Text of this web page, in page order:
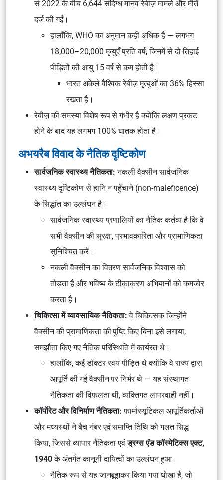
से 2022 के बीच 6,644 संदिग्ध मानव रेबीज़ मामले और मौतें
दर्ज की गईं।
हालाँकि, WHO का अनुमान कहीं अधिक है — लगभग
18,000–20,000 मृत्युएँ प्रति वर्ष, जिनमें से दो-तिहाई
पीड़ितों की आयु 15 वर्ष से कम होती है।
भारत अकेले वैश्विक रेबीज़ मृत्युओं का 36% हिस्सा
रखता है।
रेबीज़ की समस्या विशेष रूप से गंभीर है क्योंकि लक्षण प्रकट
होने के बाद यह लगभग 100% घातक होता है।
अभयरैब विवाद के नैतिक दृष्टिकोण
सार्वजनिक स्वास्थ्य नैतिकता: नकली वैक्सीन सार्वजनिक
स्वास्थ्य दृष्टिकोण सेहानि न पहुँचाने(non-maleficence)
के सिद्धांत का उल्लंघन है।
सार्वजनिक स्वास्थ्य प्रणालियों का नैतिक कर्तव्य है कि वे
सभी वैक्सीन की सुरक्षा, प्रभावकारिता और प्रामाणिकता
सुनिश्चित करें।
नकली वैक्सीन का वितरण सार्वजनिक विश्वास को
तोड़ता है और भविष्य के टीकाकरण अभियानों को कमजोर
करता है।
चिकित्सा में व्यावसायिक नैतिकता: वे चिकित्सक जिन्होंने
वैक्सीन की प्रामाणिकता की पुष्टि किए बिना इसे लगाया,
समझौता किए गए नैतिक परिस्थिति में कार्यरत थे।
हालाँकि, कई डॉक्टर स्वयं पीड़ित थे क्योंकि वे राज्य द्वारा
आपूर्ति की गई वैक्सीन पर निर्भर थे — यह संस्थागत
नैतिकता की विफलता थी, व्यक्तिगत लापरवाही नहीं।
कॉर्पोरेट और विनिर्माण नैतिकता: फार्मास्यूटिकल आपूर्तिकर्ताओं
और मध्यस्थों ने बैच नंबर एवं समाप्ति तिथि को गलत सिद्ध
किया, जिससे व्यापार नैतिकता एवंड्रग्स एंड कॉस्मेटिक्स एक्ट,
1940के अंतर्गत कानूनी दायित्वों का उल्लंघन हुआ।
नैतिक रूप से यह जानबूझकर किया गया धोखा है, जो